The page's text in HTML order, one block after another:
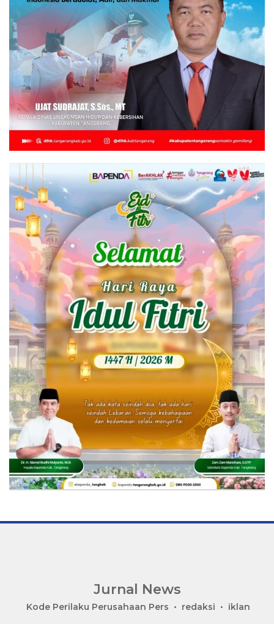
Jurnal News
Jendela
Kode Perilaku Perusahaan Pers redaksi iklan